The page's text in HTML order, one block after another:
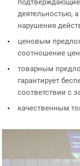
деятельностью,
нарушения
ценовым
соотношение
товарным
гарантирует
соответствии с
качественным